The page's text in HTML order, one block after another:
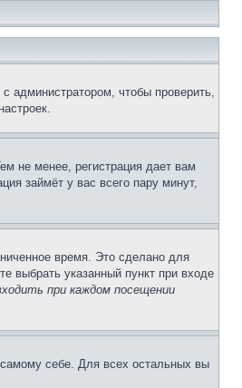
администратором, чтобы проверить,
не менее, регистрация дает вам
займёт у вас всего пару минут,
время. Это сделано для
выбрать указанный пункт при входе
при каждом посещении
себе. Для всех остальных вы